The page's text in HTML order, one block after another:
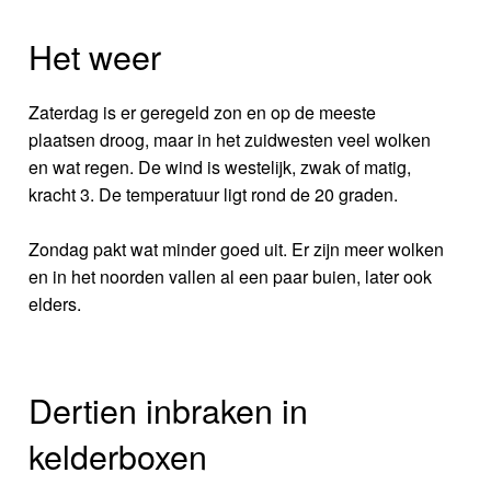
Het weer
Zaterdag is er geregeld zon en op de meeste
plaatsen droog, maar in het zuidwesten veel wolken
en wat regen. De wind is westelijk, zwak of matig,
kracht 3. De temperatuur ligt rond de 20 graden.
Zondag pakt wat minder goed uit. Er zijn meer wolken
en in het noorden vallen al een paar buien, later ook
elders.
Dertien inbraken in
kelderboxen